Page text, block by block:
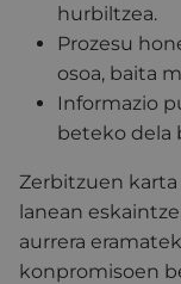
hurbiltzea.
Prozesu
osoa, baita
Informazio
beteko dela
Zerbitzuen
lanean
aurrera
konpromisoen